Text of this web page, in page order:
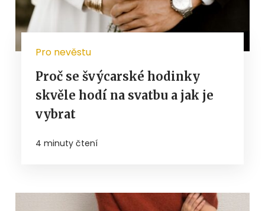
Pro nevěstu
Proč se švýcarské hodinky
skvěle hodí na svatbu a jak je
vybrat
4 minuty čtení